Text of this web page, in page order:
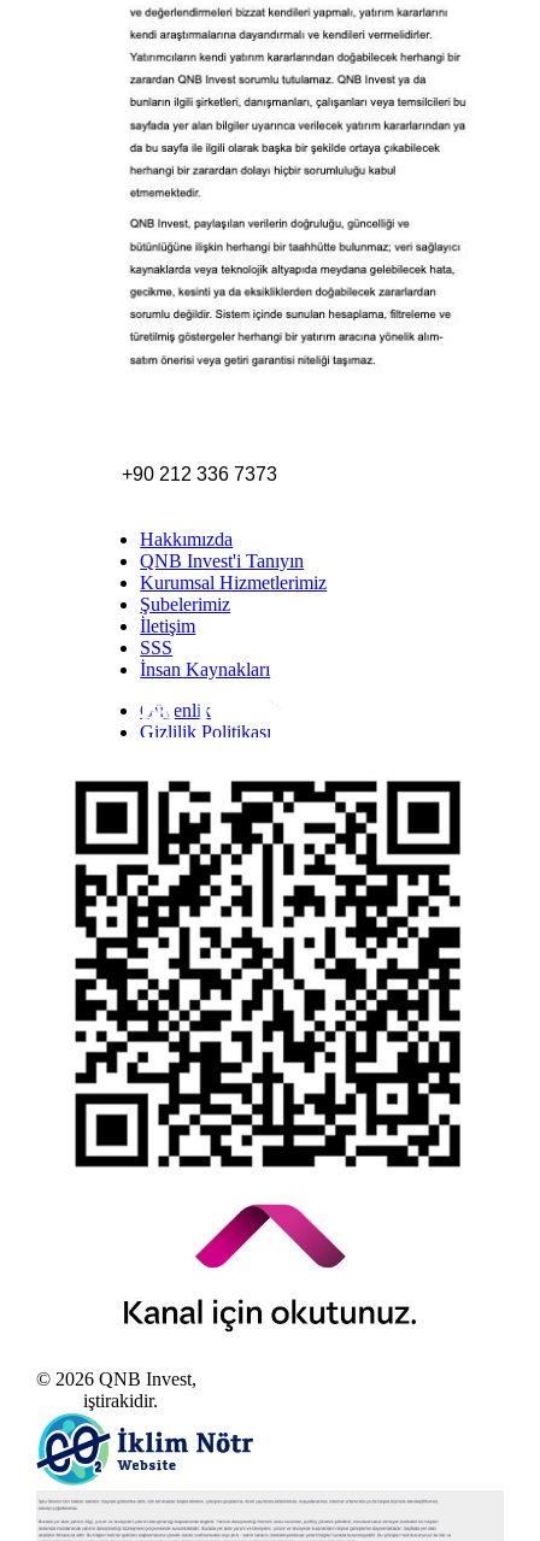
+90 212 336 7373
Hakkımızda
QNB Invest'i Tanıyın
Kurumsal Hizmetlerimiz
Şubelerimiz
İletişim
SSS
İnsan Kaynakları
Güvenlik
Gizlilik Politikası
Yasal Duyurular
Bilgi Toplumu Hizmetleri
Kişisel Verilerin Korunması
YTM - Zamanaşımına Uğrayacak Emanet ve
Alacaklar
Kamuyu Aydınlatma Esaslarına İlişkin Duyuru
TwittLinkYoutWhatsapp
© 2026 QNB Invest,
iştirakidir.